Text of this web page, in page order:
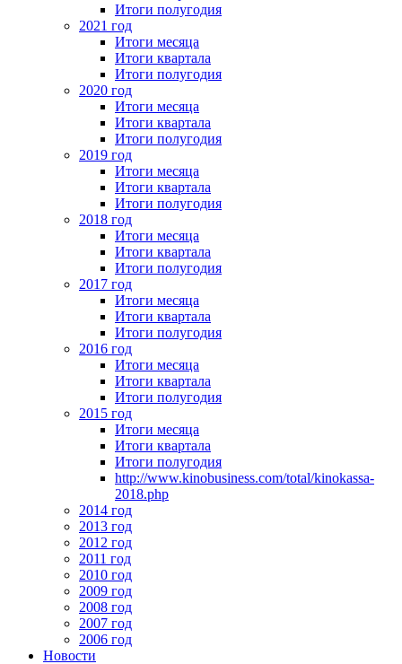
Итоги полугодия
2021 год
Итоги месяца
Итоги квартала
Итоги полугодия
2020 год
Итоги месяца
Итоги квартала
Итоги полугодия
2019 год
Итоги месяца
Итоги квартала
Итоги полугодия
2018 год
Итоги месяца
Итоги квартала
Итоги полугодия
2017 год
Итоги месяца
Итоги квартала
Итоги полугодия
2016 год
Итоги месяца
Итоги квартала
Итоги полугодия
2015 год
Итоги месяца
Итоги квартала
Итоги полугодия
http://www.kinobusiness.com/total/kinokassa-
2018.php
2014 год
2013 год
2012 год
2011 год
2010 год
2009 год
2008 год
2007 год
2006 год
Новости